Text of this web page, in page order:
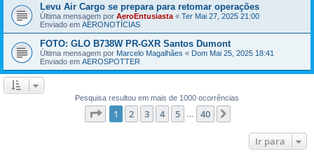
Levu Air Cargo se prepara para retomar operações
Última mensagem por AeroEntusiasta « Ter Mai 27, 2025 21:00
Enviado em AERONOTÍCIAS
FOTO: GLO B738W PR-GXR Santos Dumont
Última mensagem por Marcelo Magalhães « Dom Mai 25, 2025 18:41
Enviado em AEROSPOTTER
Pesquisa resultou em mais de 1000 ocorrências
Página de 40
1 2 3 4 5 40
Ir para